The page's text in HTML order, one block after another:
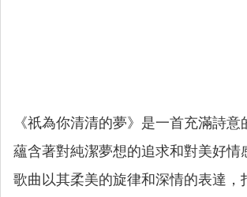
《祇為你清清的夢》是一首充滿詩意
蘊含著對純潔夢想的追求和對美好情
歌曲以其柔美的旋律和深情的表達，